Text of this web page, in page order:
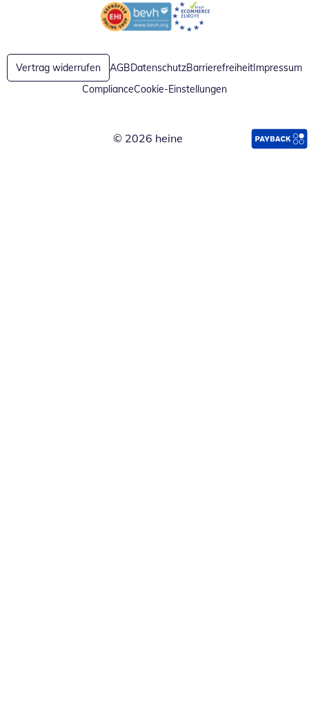
Öffnet in neuem FensterÖffnet in neuem Fenster
Vertrag widerrufen AGBDatenschutzBarrierefreiheitImpressum
ComplianceCookie-Einstellungen
© 2026 heine